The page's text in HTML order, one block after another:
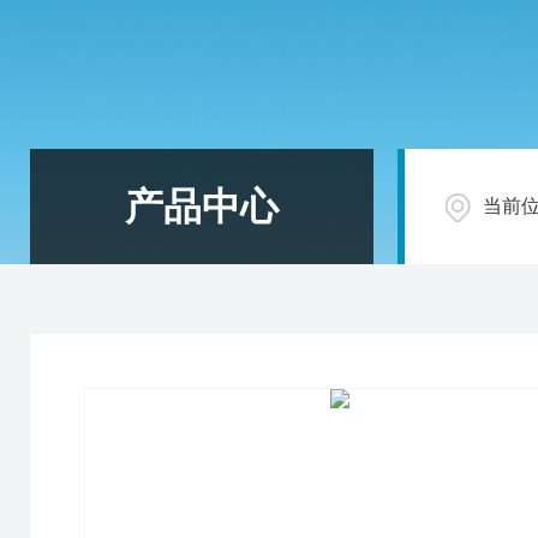
产品中心 当前